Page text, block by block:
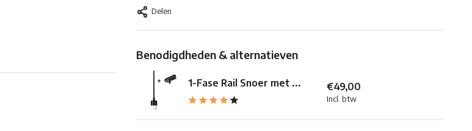
Delen
Benodigdheden & alternatieven
1-Fase Rail Snoer met ... €49,00
Incl. btw